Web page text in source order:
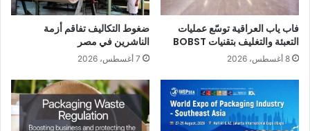
فاب ياب العراقية توسّع عمليات
التعبئة والتغليف بتقنيات BOBST
8 أغسطس، 2026
ضغوط التكاليف تفاقم أزمة
الناشرين في مصر
7 أغسطس، 2026